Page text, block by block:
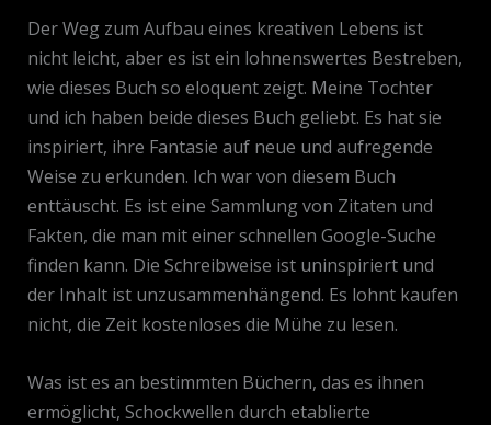
Der Weg zum Aufbau eines kreativen Lebens ist
nicht leicht, aber es ist ein lohnenswertes Bestreben,
wie dieses Buch so eloquent zeigt. Meine Tochter
und ich haben beide dieses Buch geliebt. Es hat sie
inspiriert, ihre Fantasie auf neue und aufregende
Weise zu erkunden. Ich war von diesem Buch
enttäuscht. Es ist eine Sammlung von Zitaten und
Fakten, die man mit einer schnellen Google-Suche
finden kann. Die Schreibweise ist uninspiriert und
der Inhalt ist unzusammenhängend. Es lohnt kaufen
nicht, die Zeit kostenloses die Mühe zu lesen.
Was ist es an bestimmten Büchern, das es ihnen
ermöglicht, Schockwellen durch etablierte